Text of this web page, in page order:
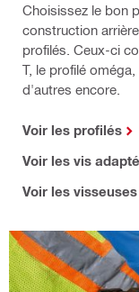
Choisissez le bon
construction
profilés. Ceux-ci
T, le profilé
d'autres encore.
Voir les profilés
Voir les vis
Voir les